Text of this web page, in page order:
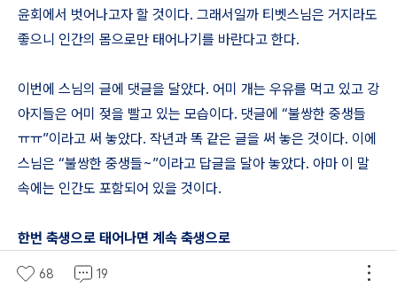
윤회에서 벗어나고자 할 것이다. 그래서일까 티벳스님은 거지라도
좋으니 인간의 몸으로만 태어나기를 바란다고 한다.
이번에 스님의 글에 댓글을 달았다. 어미 개는 우유를 먹고 있고 강
아지들은 어미 젖을 빨고 있는 모습이다. 댓글에 “불쌍한 중생들
ㅠㅠ”이라고 써 놓았다. 작년과 똑 같은 글을 써 놓은 것이다. 이에
스님은 “불쌍한 중생들~”이라고 답글을 달아 놓았다. 아마 이 말
속에는 인간도 포함되어 있을 것이다.
한번 축생으로 태어나면 계속 축생으로
개로 태어난 것을 축복해야 할까? 슬프게 본다. 개의 일생을 잘 알
68 19